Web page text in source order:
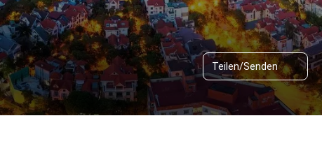
Teilen/Senden